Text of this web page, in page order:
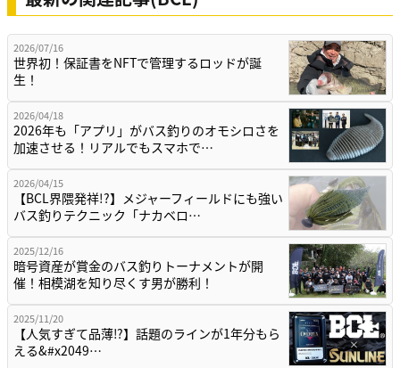
2026/07/16
世界初！保証書をNFTで管理するロッドが誕
生！
2026/04/18
2026年も「アプリ」がバス釣りのオモシロさを
加速させる！リアルでもスマホで…
2026/04/15
【BCL界隈発祥!?】メジャーフィールドにも強い
バス釣りテクニック「ナカベロ…
2025/12/16
暗号資産が賞金のバス釣りトーナメントが開
催！相模湖を知り尽くす男が勝利！
2025/11/20
【人気すぎて品薄⁉】話題のラインが1年分もら
える&#x2049…